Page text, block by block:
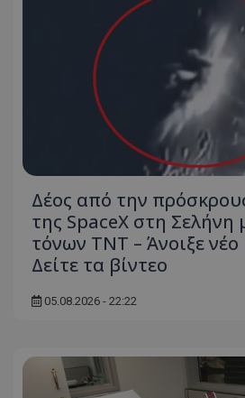
Δέος από την
της SpaceX στη Σελήνη
τόνων TNT – Άνοιξε
Δείτε τα βίντεο
05.08.2026 - 22:22